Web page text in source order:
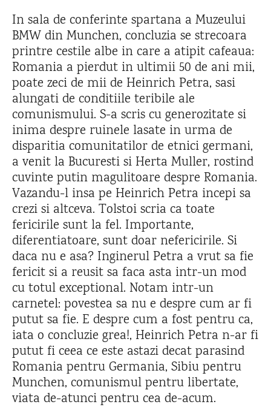
In sala de conferinte spartana a Muzeului
BMW din Munchen, concluzia se strecoara
printre cestile albe in care a atipit cafeaua:
Romania a pierdut in ultimii 50 de ani mii,
poate zeci de mii de Heinrich Petra, sasi
alungati de conditiile teribile ale
comunismului. S-a scris cu generozitate si
inima despre ruinele lasate in urma de
disparitia comunitatilor de etnici germani,
a venit la Bucuresti si Herta Muller, rostind
cuvinte putin magulitoare despre Romania.
Vazandu-l insa pe Heinrich Petra incepi sa
crezi si altceva. Tolstoi scria ca toate
fericirile sunt la fel. Importante,
diferentiatoare, sunt doar nefericirile. Si
daca nu e asa? Inginerul Petra a vrut sa fie
fericit si a reusit sa faca asta intr-un mod
cu totul exceptional. Notam intr-un
carnetel: povestea sa nu e despre cum ar fi
putut sa fie. E despre cum a fost pentru ca,
iata o concluzie grea!, Heinrich Petra n-ar fi
putut fi ceea ce este astazi decat parasind
Romania pentru Germania, Sibiu pentru
Munchen, comunismul pentru libertate,
viata de-atunci pentru cea de-acum.